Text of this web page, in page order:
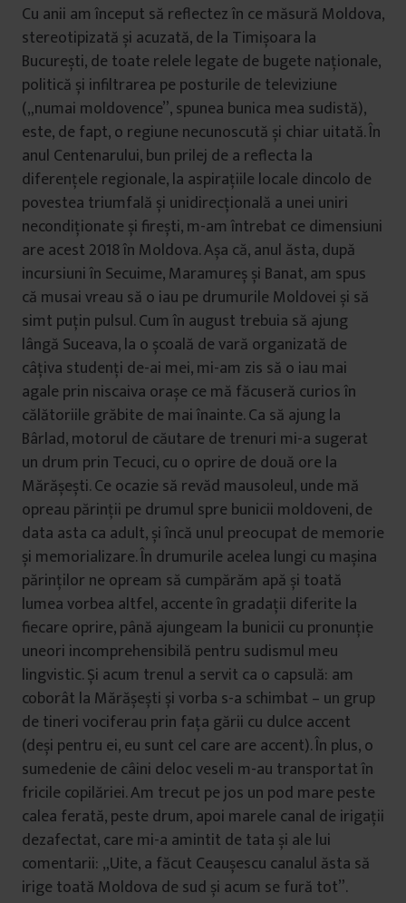
Cu anii am început să reflectez în ce măsură Moldova,
stereotipizată și acuzată, de la Timișoara la
București, de toate relele legate de bugete naționale,
politică și infiltrarea pe posturile de televiziune
(„numai moldovence”, spunea bunica mea sudistă),
este, de fapt, o regiune necunoscută și chiar uitată. În
anul Centenarului, bun prilej de a reflecta la
diferențele regionale, la aspirațiile locale dincolo de
povestea triumfală și unidirecțională a unei uniri
necondiționate și firești, m-am întrebat ce dimensiuni
are acest 2018 în Moldova. Așa că, anul ăsta, după
incursiuni în Secuime, Maramureș și Banat, am spus
că musai vreau să o iau pe drumurile Moldovei și să
simt puțin pulsul. Cum în august trebuia să ajung
lângă Suceava, la o școală de vară organizată de
câțiva studenți de-ai mei, mi-am zis să o iau mai
agale prin niscaiva orașe ce mă făcuseră curios în
călătoriile grăbite de mai înainte. Ca să ajung la
Bârlad, motorul de căutare de trenuri mi-a sugerat
un drum prin Tecuci, cu o oprire de două ore la
Mărășești. Ce ocazie să revăd mausoleul, unde mă
opreau părinții pe drumul spre bunicii moldoveni, de
data asta ca adult, și încă unul preocupat de memorie
și memorializare. În drumurile acelea lungi cu mașina
părinților ne opream să cumpărăm apă și toată
lumea vorbea altfel, accente în gradații diferite la
fiecare oprire, până ajungeam la bunicii cu pronunție
uneori incomprehensibilă pentru sudismul meu
lingvistic. Și acum trenul a servit ca o capsulă: am
coborât la Mărășești și vorba s-a schimbat – un grup
de tineri vociferau prin fața gării cu dulce accent
(deși pentru ei, eu sunt cel care are accent). În plus, o
sumedenie de câini deloc veseli m-au transportat în
fricile copilăriei. Am trecut pe jos un pod mare peste
calea ferată, peste drum, apoi marele canal de irigații
dezafectat, care mi-a amintit de tata și ale lui
comentarii: „Uite, a făcut Ceaușescu canalul ăsta să
irige toată Moldova de sud și acum se fură tot”.